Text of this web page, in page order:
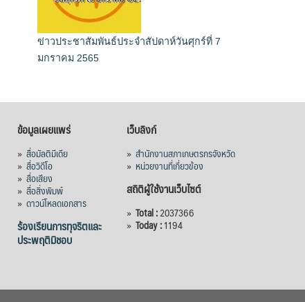
ข่าวประชาสัมพันธ์ประจำสัปดาห์วันศุกร์ที่ 7
มกราคม 2565
ข้อมูลเผยแพร่
» สื่อมัลติมีเดีย
» สื่อวิดีโอ
» สื่อเสียง
» สื่อสิ่งพิมพ์
» ดาวน์โหลดเอกสาร
ร้องเรียนการทุจริตและ
ประพฤติมิชอบ
เว็บลิงก์
» สำนักงานสภาเกษตรกรจังหวัด
» หน่วยงานที่เกี่ยวข้อง
สถิติผู้ใช้งานเว็บไซต์
» Total :2037366
» Today :1194